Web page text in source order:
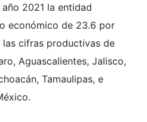
2021 la entidad
económico de 23.6 por
cifras productivas de
Aguascalientes, Jalisco,
Tamaulipas, e